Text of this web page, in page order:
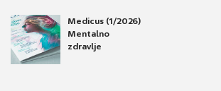
Medicus (1/2026)
Mentalno
zdravlje